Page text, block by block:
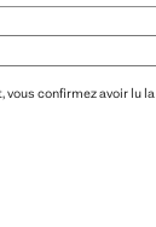
vous confirmez avoir lu la